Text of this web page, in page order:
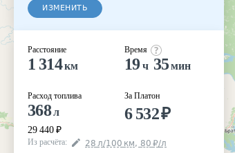
ИЗМЕНИТЬ
Расстояние
1 314км
Расход топлива
368л
29 440 ₽
Время
19ч 35 мин
За Платон
6 532₽
Из расчёта: 28 л/100 км, 80 ₽/л